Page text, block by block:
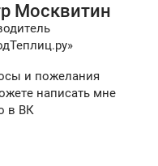
Москвитин
и пожелания
написать мне
в ВК